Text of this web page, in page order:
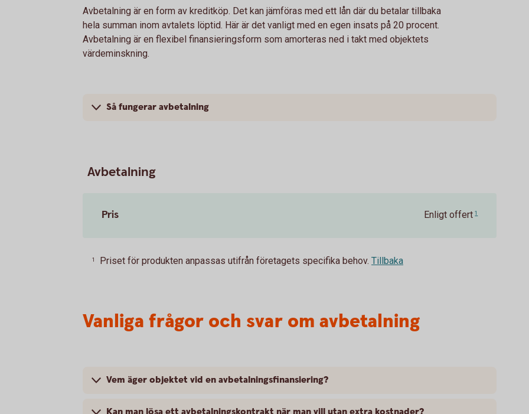
Avbetalning är en form av kreditköp. Det kan jämföras med ett lån där du betalar tillbaka
hela summan inom avtalets löptid. Här är det vanligt med en egen insats på 20 procent.
Avbetalning är en flexibel finansieringsform som amorteras ned i takt med objektets
värdeminskning.
Så fungerar avbetalning
Avbetalning
Pris Enligt offert 1
1 Priset för produkten anpassas utifrån företagets specifika behov. Tillbaka
Vanliga frågor och svar om avbetalning
Vem äger objektet vid en avbetalningsfinansiering?